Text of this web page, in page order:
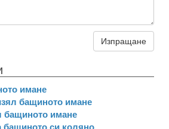
Изпращане
имане
бащиното имане
бащиното имане
бащиното си коляно